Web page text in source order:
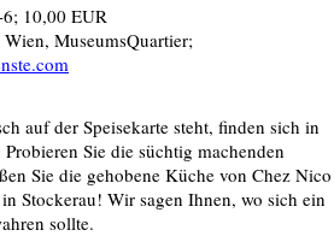
10,00 EUR
MuseumsQuartier;
auf der Speisekarte steht, finden sich in
Sie die süchtig machenden
Sie die gehobene Küche von Chez Nico
Stockerau! Wir sagen Ihnen, wo sich ein
sollte.